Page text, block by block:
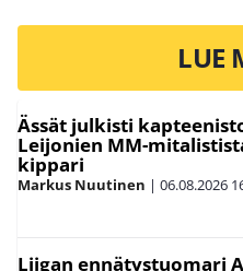
LUE
Ässät julkisti
Leijonien MM-
kippari
Markus Nuutinen | 06.08.2026
Liigan ennätystuomari